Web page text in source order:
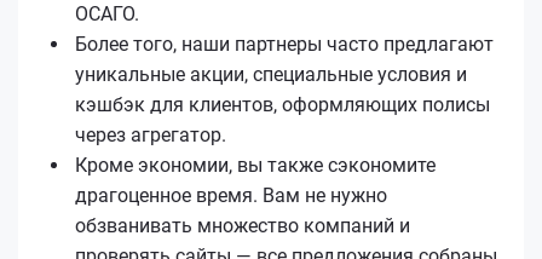
ОСАГО.
Более того, наши партнеры часто предлагают
уникальные акции, специальные условия и
кэшбэк для клиентов, оформляющих полисы
через агрегатор.
Кроме экономии, вы также сэкономите
драгоценное время. Вам не нужно
обзванивать множество компаний и